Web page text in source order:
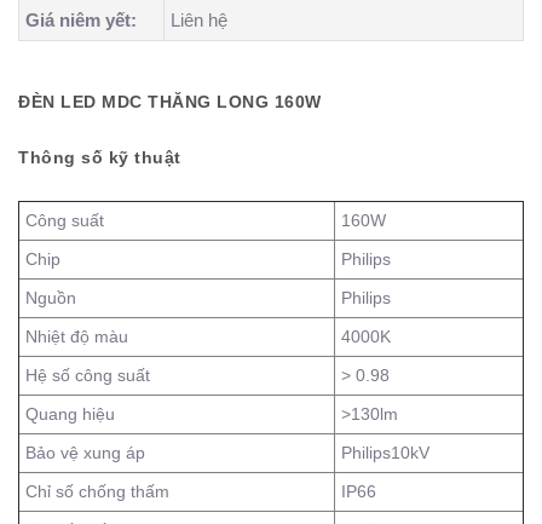
Giá niêm yết:
Liên hệ
ĐÈN LED MDC THĂNG LONG 160W
Thông số kỹ thuật
Công suất
160W
Chip
Philips
Nguồn
Philips
Nhiệt độ màu
4000K
Hệ số công suất
> 0.98
Quang hiệu
>130lm
Bảo vệ xung áp
Philips10kV
Chỉ số chống thấm
IP66